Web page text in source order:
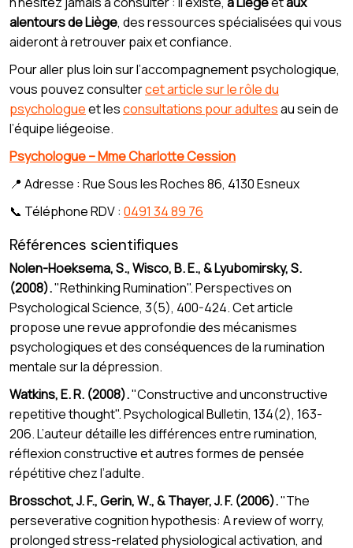
alentours de Liège, des ressources spécialisées qui vous
aideront à retrouver paix et confiance.
Pour aller plus loin sur l’accompagnement psychologique,
vous pouvez consultercet article sur le rôle du
psychologueet lesconsultations pour adultesau sein de
l’équipe liégeoise.
Psychologue – Mme Charlotte Cession
📍 Adresse : Rue Sous les Roches 86, 4130 Esneux
📞 Téléphone RDV : 0491 34 89 76
Références scientifiques
Nolen-Hoeksema, S., Wisco, B. E., & Lyubomirsky, S.
(2008)."Rethinking Rumination". Perspectives on
Psychological Science, 3(5), 400-424. Cet article
propose une revue approfondie des mécanismes
psychologiques et des conséquences de la rumination
mentale sur la dépression.
Watkins, E. R. (2008)."Constructive and unconstructive
repetitive thought". Psychological Bulletin, 134(2), 163-
206. L’auteur détaille les différences entre rumination,
réflexion constructive et autres formes de pensée
répétitive chez l’adulte.
Brosschot, J. F., Gerin, W., & Thayer, J. F. (2006)."The
perseverative cognition hypothesis: A review of worry,
prolonged stress-related physiological activation, and